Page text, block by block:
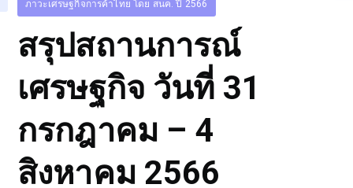
ภาวะเศรษฐกิจการค้าไทย โดย สนค. ปี 2566
สรุปสถานการณ์
เศรษฐกิจ วันที่ 31
กรกฎาคม – 4
สิงหาคม 2566